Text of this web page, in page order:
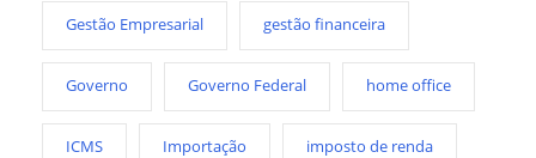
Gestão Empresarial gestão financeira
Governo Governo Federal home office
ICMS Importação imposto de renda